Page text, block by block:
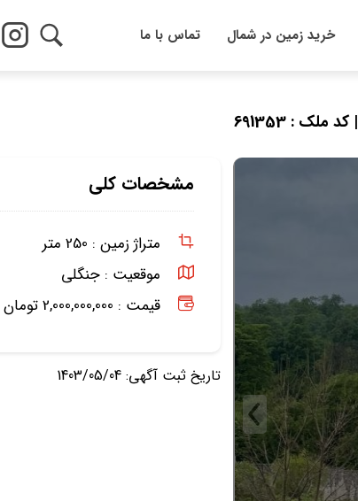
خرید زمین در شمال تماس با ما
| کد ملک : 691353
مشخصات کلی
متراژ زمین : 250 متر
موقعیت : جنگلی
قیمت : 2,000,000,000 تومان /
تاریخ ثبت آگهی: 1403/05/04